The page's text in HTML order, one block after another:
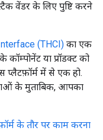
वेंडर के लिए पुष्टि करने
(THCI) का एक
या प्रॉडक्ट को
प्लैटफ़ॉर्म में से एक हो.
के मुताबिक, आपका
के तौर पर काम करना